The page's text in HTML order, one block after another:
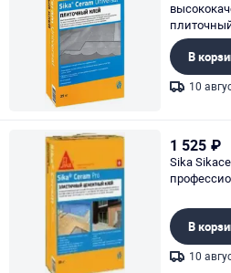
В
10
1 525 ₽
Sika
В
10